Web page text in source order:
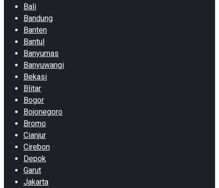
Bali
Bandung
Banten
Bantul
Banyumas
Banyuwangi
Bekasi
Blitar
Bogor
Bojonegoro
Bromo
Cianjur
Cirebon
Depok
Garut
Jakarta